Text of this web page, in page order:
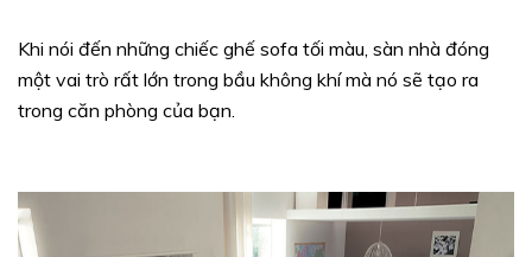
Khi nói đến những chiếc ghế sofa tối màu, sàn nhà đóng
một vai trò rất lớn trong bầu không khí mà nó sẽ tạo ra
trong căn phòng của bạn.